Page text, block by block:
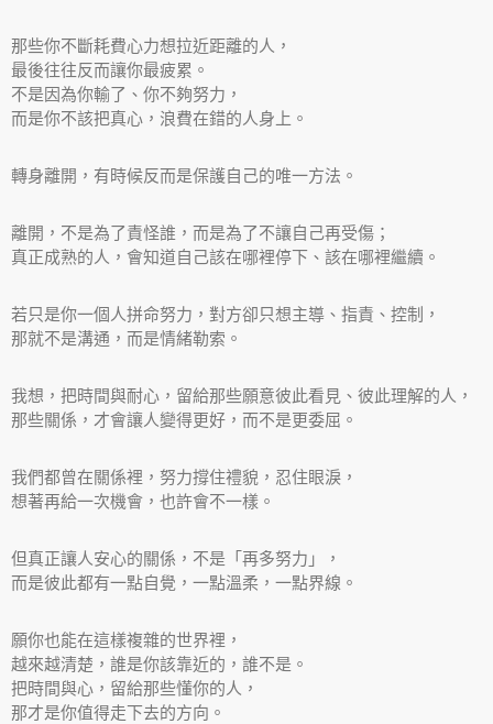
那些你不斷耗費心力想拉近距離的人，
最後往往反而讓你最疲累。
不是因為你輸了、你不夠努力，
而是你不該把真心，浪費在錯的人身上。
轉身離開，有時候反而是保護自己的唯一方法。
離開，不是為了責怪誰，而是為了不讓自己再受傷；
真正成熟的人，會知道自己該在哪裡停下、該在哪裡繼續。
若只是你一個人拼命努力，對方卻只想主導、指責、控制，
那就不是溝通，而是情緒勒索。
我想，把時間與耐心，留給那些願意彼此看見、彼此理解的人，
那些關係，才會讓人變得更好，而不是更委屈。
我們都曾在關係裡，努力撐住禮貌，忍住眼淚，
想著再給一次機會，也許會不一樣。
但真正讓人安心的關係，不是「再多努力」，
而是彼此都有一點自覺，一點溫柔，一點界線。
願你也能在這樣複雜的世界裡，
越來越清楚，誰是你該靠近的，誰不是。
把時間與心，留給那些懂你的人，
那才是你值得走下去的方向。